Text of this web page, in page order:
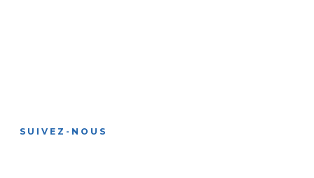
SUIVEZ-NOUS